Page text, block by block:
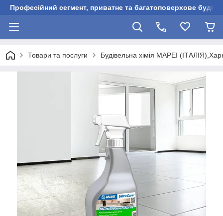
Професійний сегмент, приватне та багатоповерхове
Товари та послуги Будівельна хімія MAPEI